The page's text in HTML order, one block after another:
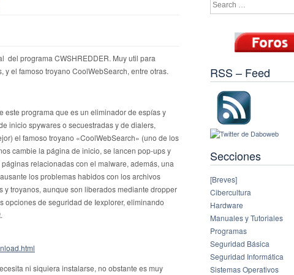
del programa CWSHREDDER. Muy util para
el famoso troyano CoolWebSearch, entre otras.
este programa que es un eliminador de espías y
inicio spywares o secuestradas y de dialers,
el famoso troyano «CoolWebSearch» (uno de los
cambie la página de inicio, se lancen pop-ups y
relacionadas con el malware, además, una
los problemas habidos con los archivos
y troyanos, aunque son liberados mediante dropper
opciones de seguridad de Iexplorer, eliminando
ni siquiera instalarse, no obstante es muy
RSS – Feed
Secciones
[Breves]
Cibercultura
Hardware
Manuales y Tutoriales
Programas
Seguridad Básica
Seguridad Informática
Sistemas Operativos